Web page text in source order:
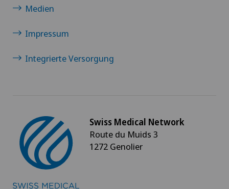
Medien
Impressum
Integrierte Versorgung
Swiss Medical Network
Route du Muids 3
1272 Genolier